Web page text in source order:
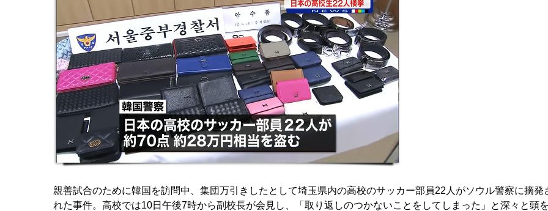
親善試合のために韓国を訪問中、集団万引きしたとして埼玉県内の高校のサッカー部員22人がソウル警察に摘発
れた事件。高校では10日午後7時から副校長が会見し、「取り返しのつかないことをしてしまった」と深々と頭